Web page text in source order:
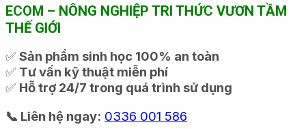
ECOM – NÔNG NGHIỆP TRI THỨC VƯƠN TẦM
THẾ GIỚI
✅ Sản phẩm sinh học 100% an toàn
✅ Tư vấn kỹ thuật miễn phí
✅ Hỗ trợ 24/7 trong quá trình sử dụng
📞 Liên hệ ngay: 0336 001 586